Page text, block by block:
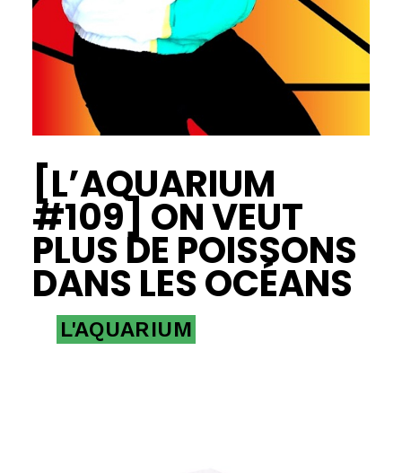
[L’AQUARIUM
#109] ON VEUT
PLUS DE POISSONS
DANS LES OCÉANS
L'AQUARIUM